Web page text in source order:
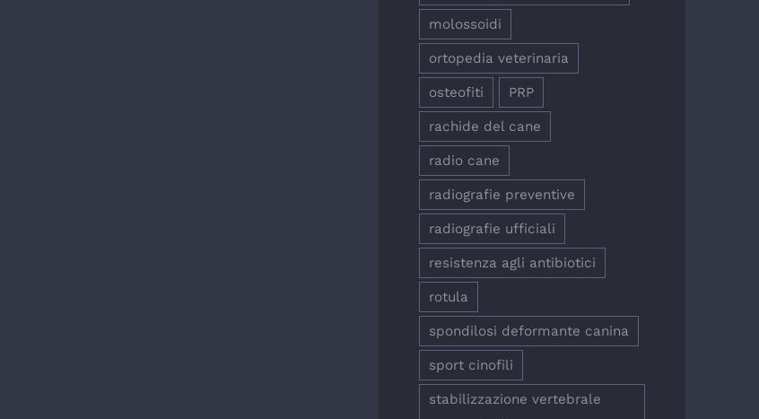
molossoidi
ortopedia veterinaria
osteofiti PRP
rachide del cane
radio cane
radiografie preventive
radiografie ufficiali
resistenza agli antibiotici
rotula
spondilosi deformante canina
sport cinofili
stabilizzazione vertebrale